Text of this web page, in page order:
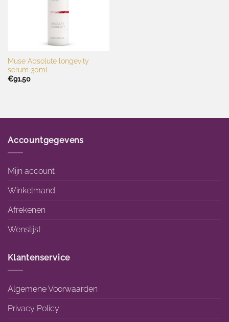
Muse Absolute longevity
serum 30ml
€91.50
Accountgegevens
Mijn account
Winkelmand
Afrekenen
Wenslijst
Klantenservice
Algemene Voorwaarden
Privacy Policy